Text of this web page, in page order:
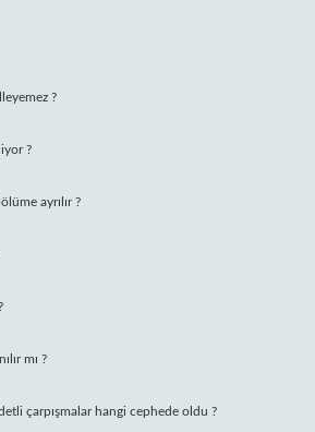
?
?
ayrılır ?
mı ?
çarpışmalar hangi cephede oldu ?